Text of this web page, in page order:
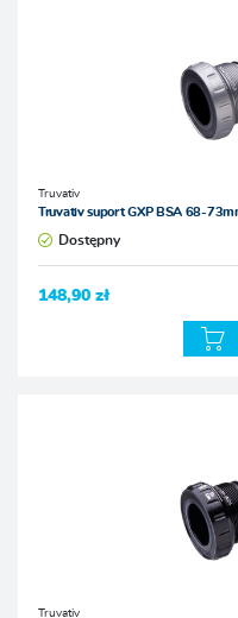
Truvativ
Truvativ suport GXP BSA 68-
Dostępny
148,90 zł
Truvativ